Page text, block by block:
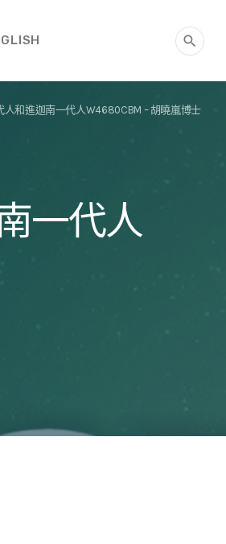
search
人和進迦南一代人W4680CBM – 胡曉嵐博士
一代人